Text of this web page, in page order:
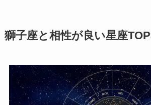
獅子座と相性が良い星座